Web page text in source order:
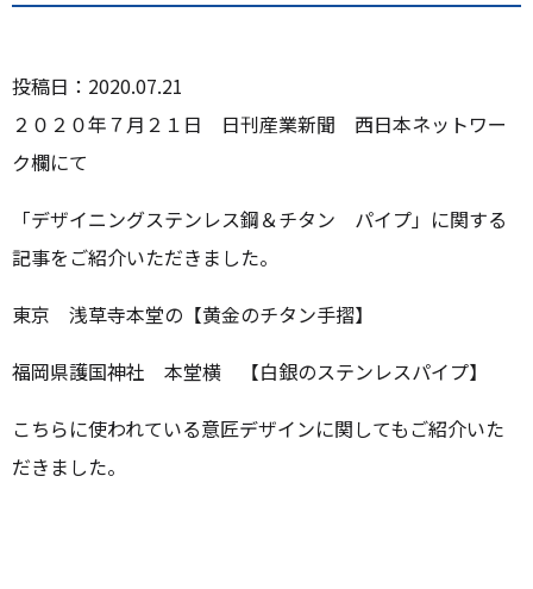
投稿日：2020.07.21
２０２０年７月２１日 日刊産業新聞 西日本ネットワー
ク欄にて
「デザイニングステンレス鋼＆チタン パイプ」に関する
記事をご紹介いただきました。
東京 浅草寺本堂の【黄金のチタン手摺】
福岡県護国神社 本堂横 【白銀のステンレスパイプ】
こちらに使われている意匠デザインに関してもご紹介いた
だきました。